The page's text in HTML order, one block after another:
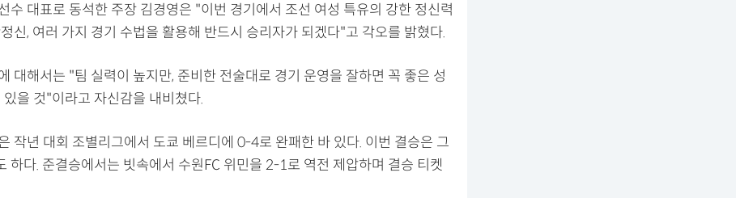
수 대표로 동석한 주장 김경영은 "이번 경기에서 조선 여성 특유의 강한 정신력
신, 여러 가지 경기 수법을 활용해 반드시 승리자가 되겠다"고 각오를 밝혔다.
대해서는 "팀 실력이 높지만, 준비한 전술대로 경기 운영을 잘하면 꼭 좋은 성
있을 것"이라고 자신감을 내비쳤다.
작년 대회 조별리그에서 도쿄 베르디에 0-4로 완패한 바 있다. 이번 결승은 그
하다. 준결승에서는 빗속에서 수원FC 위민을 2-1로 역전 제압하며 결승 티켓